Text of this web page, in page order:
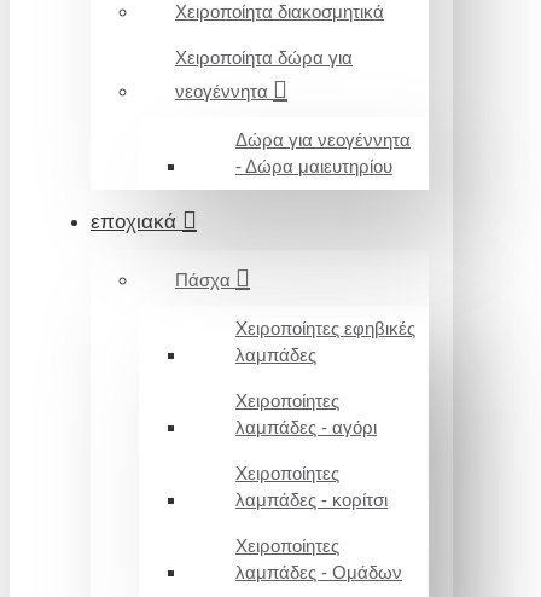
Χειροποίητα διακοσμητικά
Χειροποίητα δώρα για
νεογέννητα
Δώρα για νεογέννητα
- Δώρα μαιευτηρίου
εποχιακά
Πάσχα
Χειροποίητες εφηβικές
λαμπάδες
Χειροποίητες
λαμπάδες - αγόρι
Χειροποίητες
λαμπάδες - κορίτσι
Χειροποίητες
λαμπάδες - Ομάδων